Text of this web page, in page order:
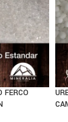
FERCO